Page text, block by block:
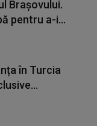
Brașovului.
pentru a-i...
în Turcia